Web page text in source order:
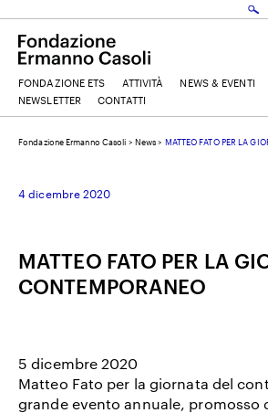
COGNOME
FONDAZIONE ETS ATTIVITÀ NEWS & EVENTI
NEWSLETTER
CONTATTI
Fondazione Ermanno Casoli > News> MATTEO FATO PER LA
4 dicembre 2020
MATTEO FATO PER LA
CONTEMPORANEO
5 dicembre 2020
Matteo Fato per la giornata del
grande evento annuale, promosso